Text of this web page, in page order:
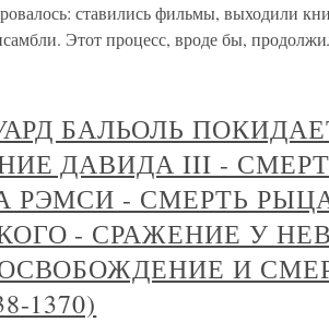
ставились фильмы, выходили
Этот процесс, вроде бы,
БАЛЬОЛЬ
ДАВИДА III -
РЭМСИ - СМЕРТЬ
- СРАЖЕНИЕ У
И
1370)